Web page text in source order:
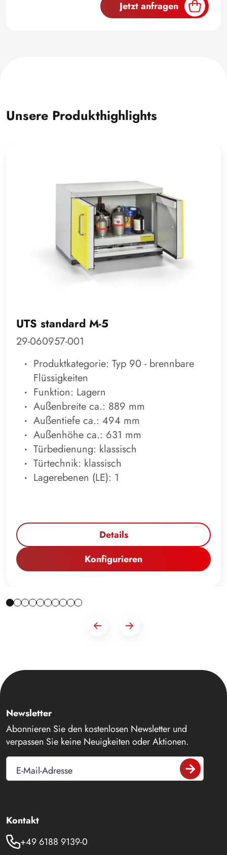
Jetzt anfragen
Unsere Produkthighlights
UTS standard M-5
29-060957-001
Produktkategorie: Typ 90 - brennbare
Flüssigkeiten
Funktion: Lagern
Außenbreite ca.: 889 mm
Außentiefe ca.: 494 mm
Außenhöhe ca.: 631 mm
Türbedienung: klassisch
Türtechnik: klassisch
Lagerebenen (LE): 1
Details
Konfigurieren
Newsletter
Abonnieren Sie den kostenlosen Newsletter und
verpassen Sie keine Neuigkeiten oder Aktionen.
E-Mail-Adresse
Kontakt
+49 6188 9139-0